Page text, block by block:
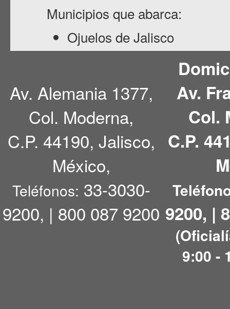
Municipios que abarca:
Ojuelos de Jalisco
Av. Alemania 1377,
Col. Moderna,
C.P. 44190, Jalisco,
México,
Teléfonos: 33-3030-
9200, | 800 087 9200
Av.
Col.
C.P.
9200, |
9:00 -